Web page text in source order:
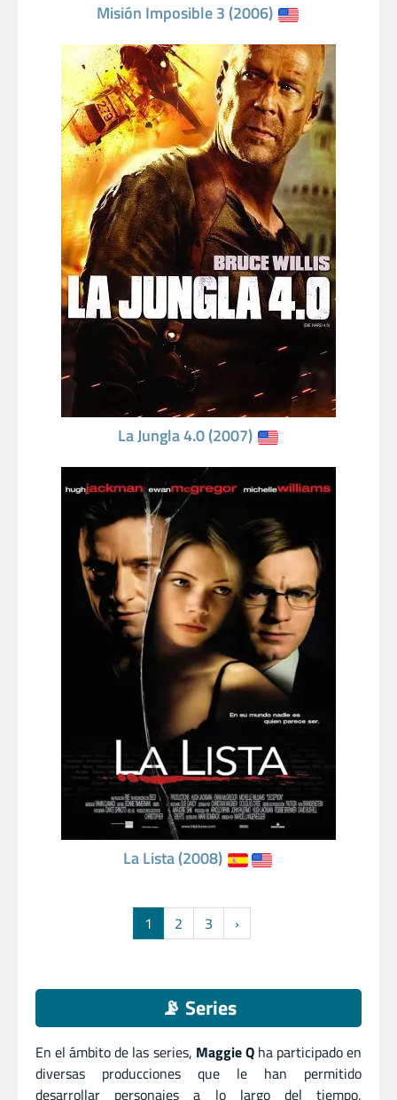
Misión Imposible 3 (2006)
La Jungla 4.0 (2007)
La Lista (2008)
1 2 3 ›
📡 Series
En el ámbito de las series, Maggie Qha participado en
diversas producciones que le han permitido
desarrollar personajes a lo largo del tiempo,